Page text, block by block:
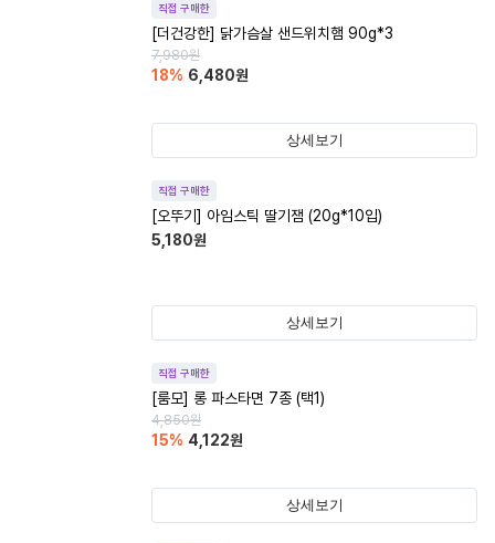
직접 구매한
[더건강한] 닭가슴살 샌드위치햄 90g*3
7,980원
18% 6,480원
상세보기
직접 구매한
[오뚜기] 아임스틱 딸기잼 (20g*10입)
5,180원
상세보기
직접 구매한
[룸모] 롱 파스타면 7종 (택1)
4,850원
15% 4,122원
상세보기